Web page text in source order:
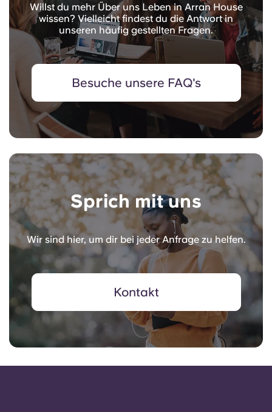
Willst du mehr Über uns Leben in Arran House
wissen? Vielleicht findest du die Antwort in
unseren häufig gestellten Fragen.
Besuche unsere FAQ's
Sprich mit uns
Wir sind hier, um dir bei jeder Anfrage zu helfen.
Kontakt